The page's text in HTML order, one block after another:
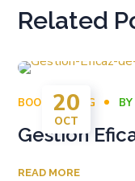
Related
20
OCT
BOOKKEEPING BY
Gestión
READ MORE